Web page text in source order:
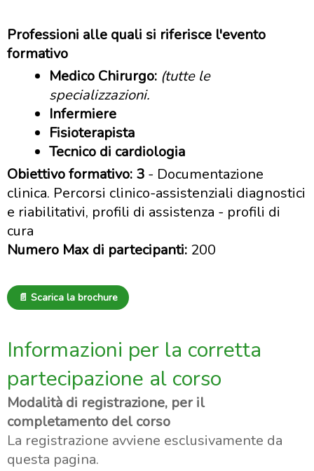
Professioni alle quali si riferisce l'evento
formativo
Medico Chirurgo: (tutte le
specializzazioni.
Infermiere
Fisioterapista
Tecnico di cardiologia
Obiettivo formativo: 3 - Documentazione
clinica. Percorsi clinico-assistenziali diagnostici
e riabilitativi, profili di assistenza - profili di
cura
Numero Max di partecipanti: 200
📄 Scarica la brochure
Informazioni per la corretta
partecipazione al corso
Modalità di registrazione, per il
completamento del corso
La registrazione avviene esclusivamente da
questa pagina.